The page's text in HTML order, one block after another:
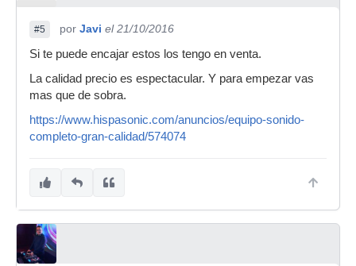
#5 por Javi el 21/10/2016
Si te puede encajar estos los tengo en venta.
La calidad precio es espectacular. Y para empezar vas
mas que de sobra.
https://www.hispasonic.com/anuncios/equipo-sonido-
completo-gran-calidad/574074